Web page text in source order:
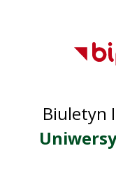
Biuletyn